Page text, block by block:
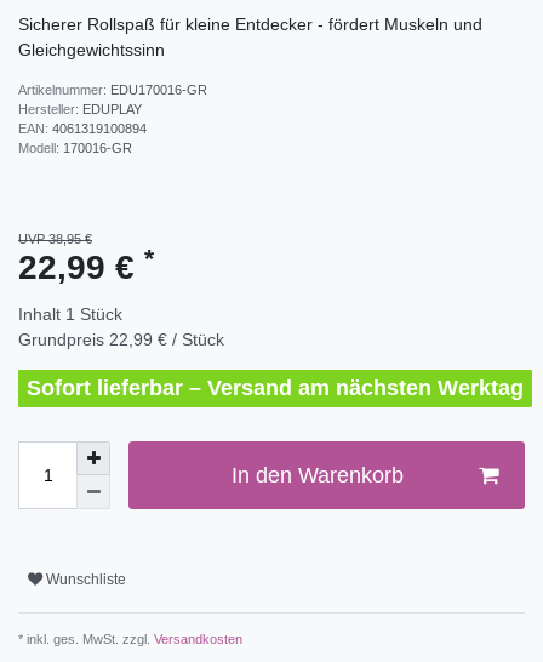
Sicherer Rollspaß für kleine Entdecker - fördert Muskeln und
Gleichgewichtssinn
Artikelnummer: EDU170016-GR
Hersteller: EDUPLAY
EAN: 4061319100894
Modell: 170016-GR
UVP 38,95 €
22,99 € *
Inhalt 1 Stück
Grundpreis 22,99 € / Stück
Sofort lieferbar – Versand am nächsten Werktag
In den Warenkorb
Wunschliste
* inkl. ges. MwSt. zzgl. Versandkosten